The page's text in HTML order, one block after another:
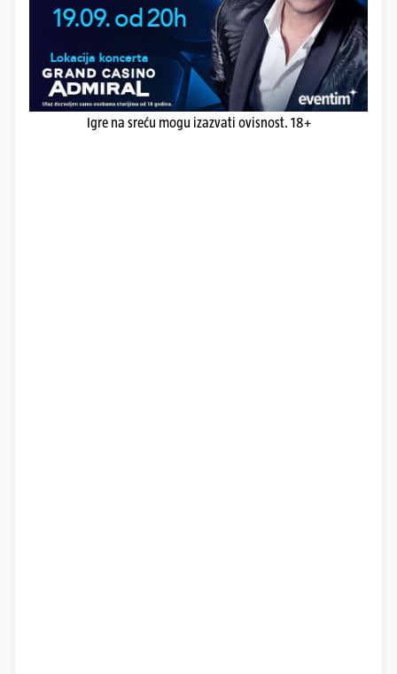
Igre na sreću mogu izazvati ovisnost. 18+